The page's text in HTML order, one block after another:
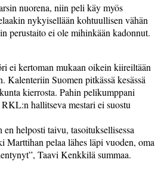
nuorena, niin peli käy myös
nykyisellään kohtuullisen vähän
perustaito ei ole mihinkään kadonnut.
ei kertoman mukaan oikein kiireiltään
Kalenteriin Suomen pitkässä kesässä
kierrosta. Pahin pelikumppani
hallitseva mestari ei suostu
en helposti taivu, tasoituksellisessa
Marttihan pelaa lähes läpi vuoden, oma
Taavi Kenkkilä summaa.